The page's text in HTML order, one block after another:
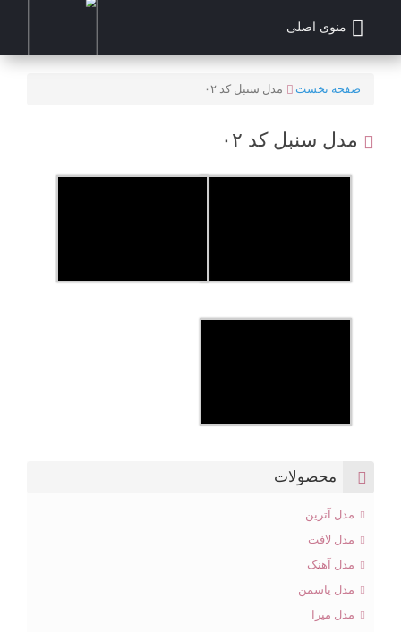
منوی اصلی
صفحه نخست مدل سنبل کد ۰۲
مدل سنبل کد ۰۲
محصولات
مدل آترین
مدل لافت
مدل آهنک
مدل یاسمن
مدل میرا